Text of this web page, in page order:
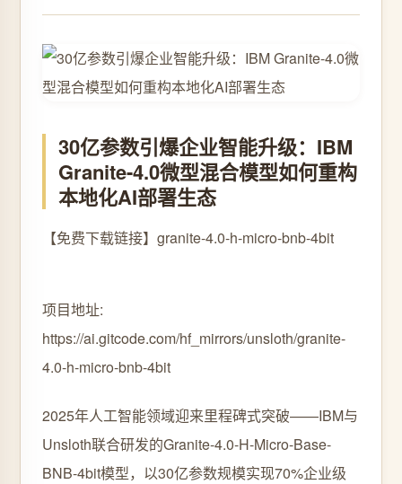
30亿参数引爆企业智能升级：IBM
Granite-4.0微型混合模型如何重构
本地化AI部署生态
【免费下载链接】granite-4.0-h-micro-bnb-4bit
项目地址:
https://ai.gitcode.com/hf_mirrors/unsloth/granite-
4.0-h-micro-bnb-4bit
2025年人工智能领域迎来里程碑式突破——IBM与
Unsloth联合研发的Granite-4.0-H-Micro-Base-
BNB-4bit模型，以30亿参数规模实现70%企业级